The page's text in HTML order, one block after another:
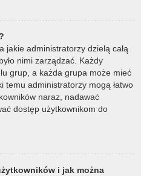
jakie administratorzy dzielą całą
nimi zarządzać. Każdy
grup, a każda grupa może mieć
temu administratorzy mogą łatwo
naraz, nadawać
dostęp użytkownikom do
i jak można